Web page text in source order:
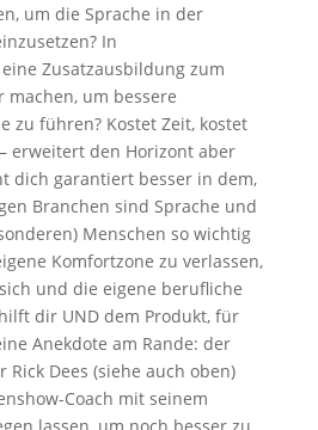
um die Sprache in der
In
Zusatzausbildung zum
machen, um bessere
zu führen? Kostet Zeit, kostet
erweitert den Horizont aber
dich garantiert besser in dem,
Branchen sind Sprache und
Menschen so wichtig
Komfortzone zu verlassen,
und die eigene berufliche
dir UND dem Produkt, für
Anekdote am Rande: der
Dees (siehe auch oben)
Coach mit seinem
lassen, um noch besser zu